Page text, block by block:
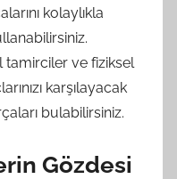
kolaylıkla
ve fiziksel
karşılayacak
bulabilirsiniz.
Gözdesi